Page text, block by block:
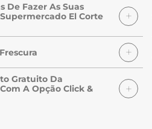
De Fazer As Suas
El Corte
Gratuito Da
A Opção Click &